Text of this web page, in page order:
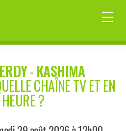
-KASHIMA
CHAÎNE TV ET EN
?